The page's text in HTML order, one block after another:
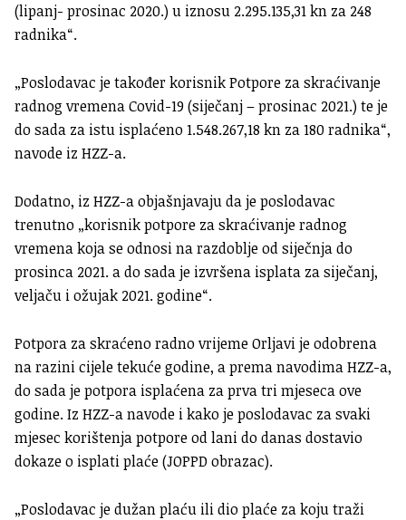
(lipanj- prosinac 2020.) u iznosu 2.295.135,31 kn za 248
radnika“.
„Poslodavac je također korisnik Potpore za skraćivanje
radnog vremena Covid-19 (siječanj – prosinac 2021.) te je
do sada za istu isplaćeno 1.548.267,18 kn za 180 radnika“,
navode iz HZZ-a.
Dodatno, iz HZZ-a objašnjavaju da je poslodavac
trenutno „korisnik potpore za skraćivanje radnog
vremena koja se odnosi na razdoblje od siječnja do
prosinca 2021. a do sada je izvršena isplata za siječanj,
veljaču i ožujak 2021. godine“.
Potpora za skraćeno radno vrijeme Orljavi je odobrena
na razini cijele tekuće godine, a prema navodima HZZ-a,
do sada je potpora isplaćena za prva tri mjeseca ove
godine. Iz HZZ-a navode i kako je poslodavac za svaki
mjesec korištenja potpore od lani do danas dostavio
dokaze o isplati plaće (JOPPD obrazac).
„Poslodavac je dužan plaću ili dio plaće za koju traži